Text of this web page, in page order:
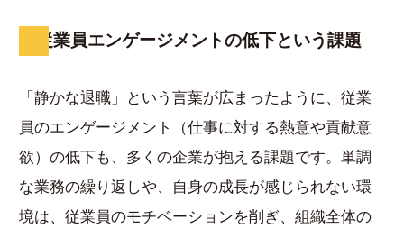
従業員エンゲージメントの低下という課題
「静かな退職」という言葉が広まったように、従業
員のエンゲージメント（仕事に対する熱意や貢献意
欲）の低下も、多くの企業が抱える課題です。単調
な業務の繰り返しや、自身の成長が感じられない環
境は、従業員のモチベーションを削ぎ、組織全体の